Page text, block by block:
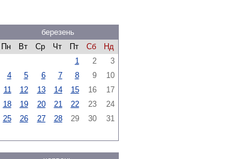
березень
Пн
Вт Ср Чт Пт Сб
Нд
1
2
3
4
5 6 7 8 9
10
11
12 13 14 15 16
17
18
19 20 21 22 23
24
25
26 27 28 29 30 31